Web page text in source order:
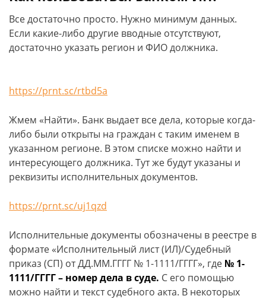
Все достаточно просто. Нужно минимум данных.
Если какие-либо другие вводные отсутствуют,
достаточно указать регион и ФИО должника.
https://prnt.sc/rtbd5a
Жмем «Найти». Банк выдает все дела, которые когда-
либо были открыты на граждан с таким именем в
указанном регионе. В этом списке можно найти и
интересующего должника. Тут же будут указаны и
реквизиты исполнительных документов.
https://prnt.sc/uj1qzd
Исполнительные документы обозначены в реестре в
формате «Исполнительный лист (ИЛ)/Судебный
приказ (СП) от ДД.ММ.ГГГГ № 1-1111/ГГГГ», где № 1-
1111/ГГГГ – номер дела в суде. С его помощью
можно найти и текст судебного акта. В некоторых